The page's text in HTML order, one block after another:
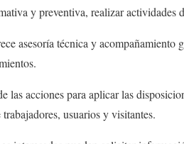
y preventiva, realizar actividades
asesoría técnica y acompañamiento
las acciones para aplicar las
usuarios y visitantes.